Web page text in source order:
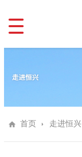
首页 走进恒兴